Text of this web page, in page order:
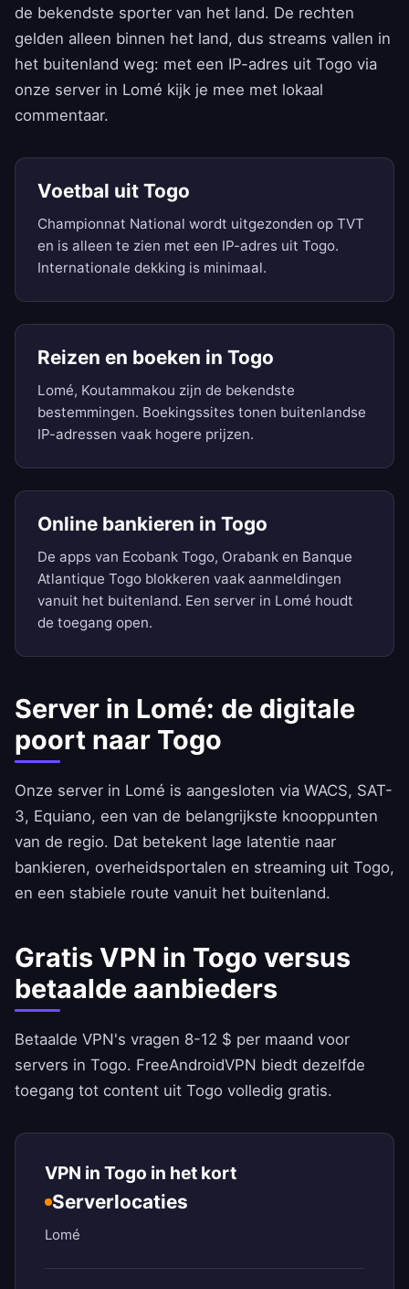
de bekendste sporter van het land. De rechten
gelden alleen binnen het land, dus streams vallen in
het buitenland weg: met een IP-adres uit Togo via
onze server in Lomé kijk je mee met lokaal
commentaar.
Voetbal uit Togo
Championnat National wordt uitgezonden op TVT
en is alleen te zien met een IP-adres uit Togo.
Internationale dekking is minimaal.
Reizen en boeken in Togo
Lomé, Koutammakou zijn de bekendste
bestemmingen. Boekingssites tonen buitenlandse
IP-adressen vaak hogere prijzen.
Online bankieren in Togo
De apps van Ecobank Togo, Orabank en Banque
Atlantique Togo blokkeren vaak aanmeldingen
vanuit het buitenland. Een server in Lomé houdt
de toegang open.
Server in Lomé: de digitale
poort naar Togo
Onze server in Lomé is aangesloten via WACS, SAT-
3, Equiano, een van de belangrijkste knooppunten
van de regio. Dat betekent lage latentie naar
bankieren, overheidsportalen en streaming uit Togo,
en een stabiele route vanuit het buitenland.
Gratis VPN in Togo versus
betaalde aanbieders
Betaalde VPN's vragen 8-12 $ per maand voor
servers in Togo. FreeAndroidVPN biedt dezelfde
toegang tot content uit Togo volledig gratis.
VPN in Togo in het kort
Serverlocaties
Lomé